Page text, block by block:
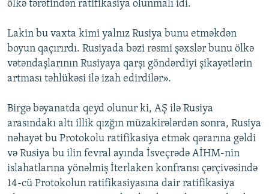
ölkə tərəfindən ratifikasiya olunmalı idi.
Lakin bu vaxta kimi yalnız Rusiya bunu etməkdən
boyun qaçırırdı. Rusiyada bəzi rəsmi şəxslər bunu ölkə
vətəndaşlarının Rusiyaya qarşı göndərdiyi şikayətlərin
artması təhlükəsi ilə izah edirdilər».
Birgə bəyanatda qeyd olunur ki, AŞ ilə Rusiya
arasındakı altı illik qızğın müzakirələrdən sonra, Rusiya
nəhayət bu Protokolu ratifikasiya etmək qərarına gəldi
və Rusiya bu ilin fevral ayında İsveçrədə AİHM-nin
islahatlarına yönəlmiş İterlaken konfransı çərçivəsində
14-cü Protokolun ratifikasiyasına dair ratifikasiya